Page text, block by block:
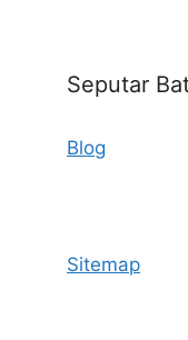
Seputar
Blog
Sitemap